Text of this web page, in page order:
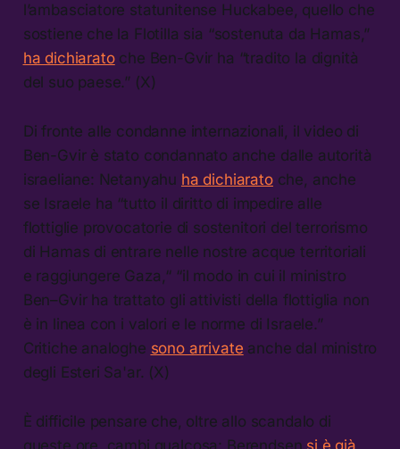
l’ambasciatore statunitense Huckabee, quello che
sostiene che la Flotilla sia “sostenuta da Hamas,”
ha dichiaratoche Ben-Gvir ha “tradito la dignità
del suo paese.” (X)
Di fronte alle condanne internazionali, il video di
Ben-Gvir è stato condannato anche dalle autorità
israeliane: Netanyahu ha dichiaratoche, anche
se Israele ha “tutto il diritto di impedire alle
flottiglie provocatorie di sostenitori del terrorismo
di Hamas di entrare nelle nostre acque territoriali
e raggiungere Gaza,“ “il modo in cui il ministro
Ben–Gvir ha trattato gli attivisti della flottiglia non
è in linea con i valori e le norme di Israele.”
Critiche analoghe sono arrivate anche dal ministro
degli Esteri Sa'ar. (X)
È difficile pensare che, oltre allo scandalo di